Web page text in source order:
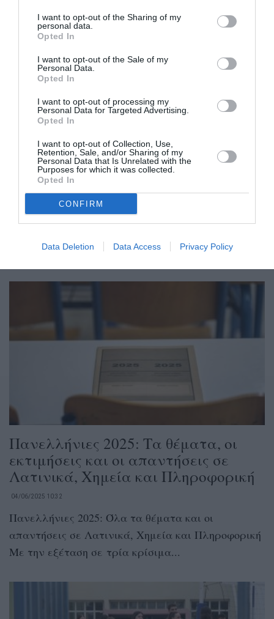
I want to opt-out of the Sharing of my
personal data.
Opted In
I want to opt-out of the Sale of my
Personal Data.
Opted In
I want to opt-out of processing my
Personal Data for Targeted Advertising.
Opted In
I want to opt-out of Collection, Use,
Retention, Sale, and/or Sharing of my
Personal Data that Is Unrelated with the
Purposes for which it was collected.
Opted In
CONFIRM
Data Deletion Data Access Privacy Policy
Πανελλαδικές 2026: Τα θέματα στη
Νεοελληνική Γλώσσα
29/05/2026 09:53
Πρεμιέρα Πανελλαδικών Εξετάσεων σήμερα, με
της Νεοελληνικής Γλώσσας. Δείτε τα...
Πανελλήνιες 2025: Τα θέματα, οι
εκτιμήσεις και οι απαντήσεις σε
Λατινικά, Χημεία και Πληροφορική
04/06/2025 10:32
Πανελλήνιες 2025: Όλα τα θέματα και οι
απαντήσεις σε Λατινικά, Χημεία και Πληροφορική
Με την εξέταση σε τρία κρίσιμα...